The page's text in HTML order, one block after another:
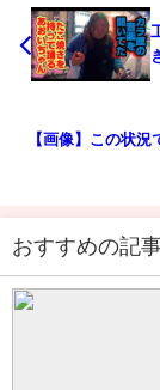
【画像】この状
おすすめの記